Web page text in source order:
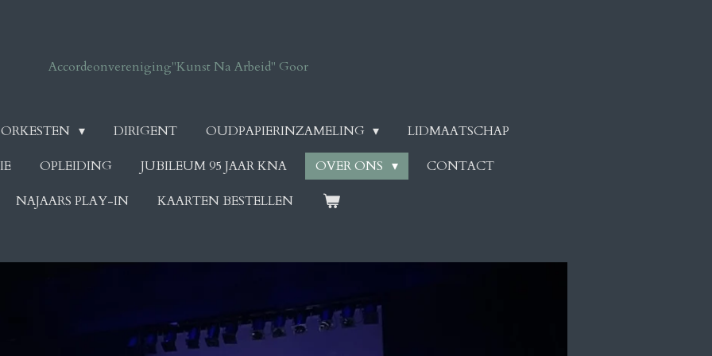
Accordeonvereniging"Kunst Na Arbeid" Goor
ORKESTEN DIRIGENT OUDPAPIERINZAMELING
LIDMAATSCHAP
OPLEIDING JUBILEUM 95 JAAR KNA OVER ONS
CONTACT
NAJAARS PLAY-IN
KAARTEN BESTELLEN